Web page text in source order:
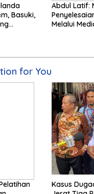
Basuki,
Abdul Latif: Merespon
Melalui
for You
Kasus